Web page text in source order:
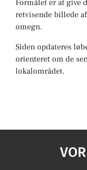
Formålet er at give
retvisende billede
omegn.
Siden opdateres
orienteret om de
lokalområdet.